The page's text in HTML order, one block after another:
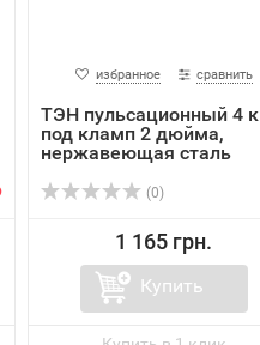
избранное сравнить
ТЭН пульсационный 4
под кламп 2 дюйма,
нержавеющая сталь
(0)
1 165 грн.
Купить